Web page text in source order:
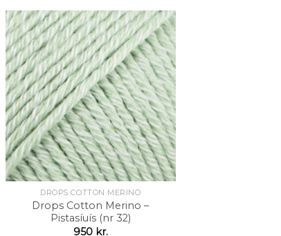
Setja á
óskalista
DROPS COTTON MERINO
Drops Cotton Merino –
Pistasíuís (nr 32)
950 kr.